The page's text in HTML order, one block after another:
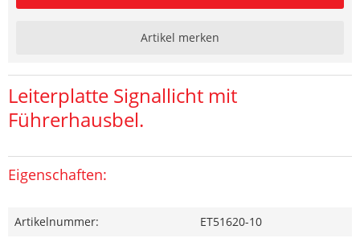
Artikel merken
Leiterplatte Signallicht mit
Führerhausbel.
Eigenschaften:
Artikelnummer:
ET51620-10